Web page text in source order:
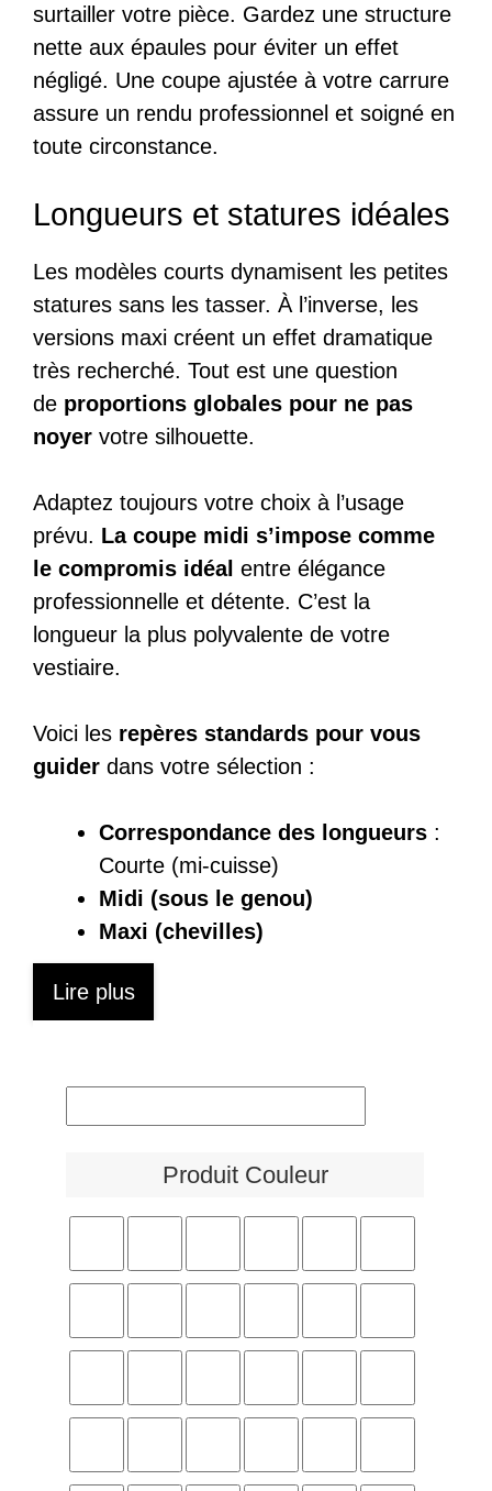
surtailler votre pièce. Gardez une structure
nette aux épaules pour éviter un effet
négligé. Une coupe ajustée à votre carrure
assure un rendu professionnel et soigné en
toute circonstance.
Longueurs et statures idéales
Les modèles courts dynamisent les petites
statures sans les tasser. À l’inverse, les
versions maxi créent un effet dramatique
très recherché. Tout est une question
de proportions globales pour ne pas
noyer votre silhouette.
Adaptez toujours votre choix à l’usage
prévu. La coupe midi s’impose comme
le compromis idéal entre élégance
professionnelle et détente. C’est la
longueur la plus polyvalente de votre
vestiaire.
Voici les repères standards pour vous
guider dans votre sélection :
Correspondance des longueurs :
Courte (mi-cuisse)
Midi (sous le genou)
Maxi (chevilles)
Lire plus
Produit Couleur